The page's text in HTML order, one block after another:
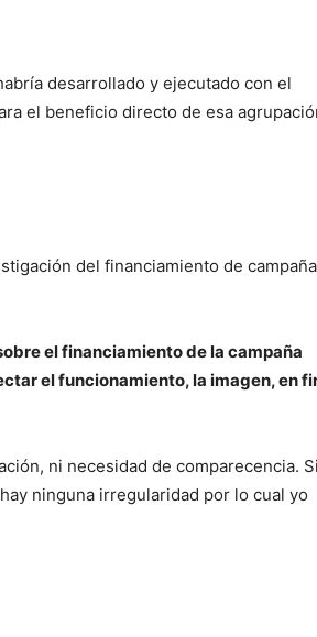
desarrollado y ejecutado con el
el beneficio directo de esa
del financiamiento de campaña
el financiamiento de la campaña
el funcionamiento, la imagen, en
ni necesidad de comparecencia. Si
ninguna irregularidad por lo cual yo